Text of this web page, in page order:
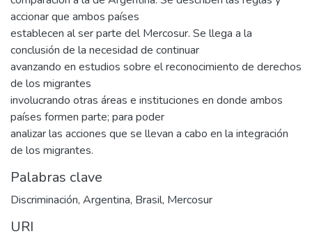
accionar que ambos países
establecen al ser parte del Mercosur. Se llega a la
conclusión de la necesidad de continuar
avanzando en estudios sobre el reconocimiento de derechos
de los migrantes
involucrando otras áreas e instituciones en donde ambos
países formen parte; para poder
analizar las acciones que se llevan a cabo en la integración
de los migrantes.
Palabras clave
Discriminación, Argentina, Brasil, Mercosur
URI